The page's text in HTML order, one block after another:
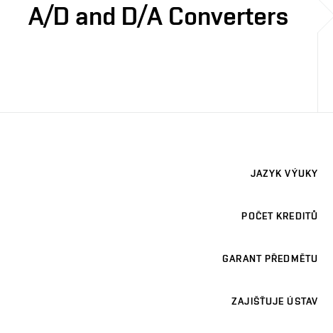
A/D and D/A Converters
JAZYK VÝUKY
POČET KREDITŮ
GARANT PŘEDMĚTU
ZAJIŠŤUJE ÚSTAV